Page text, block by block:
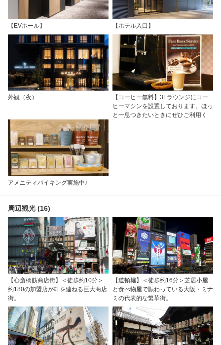
【EVホール】 【ホテル入口】
外観（夜）
【コーヒー無料】3Fラウンジにコー
ヒーマシンを設置しております。ほっ
と一息つきたいときにぜひご利用く
アメニティバイキング実施中♪
周辺観光 (16)
【心斎橋筋商店街】＜徒歩約10分＞
約180の加盟店が軒を連ねる巨大商店
街。
【道頓堀】＜徒歩約16分＞芝居小屋
と食べ物屋で賑わっている大阪・ミナ
ミの代表的な繁華街。